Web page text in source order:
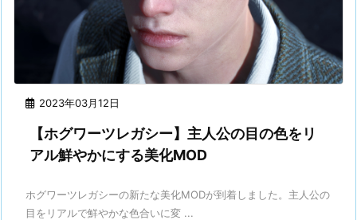
2023年03月12日
【ホグワーツレガシー】主人公の目の色をリ
アル鮮やかにする美化MOD
ホグワーツレガシーの新たな美化MODが到着しました。主人公の
目をリアルで鮮やかな色合いに変 ...